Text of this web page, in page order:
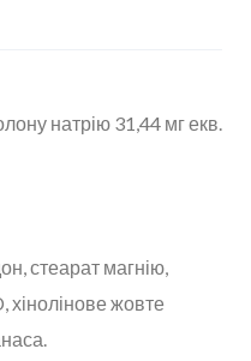
натрію 31,44 мг екв.
стеарат магнію,
хінолінове жовте